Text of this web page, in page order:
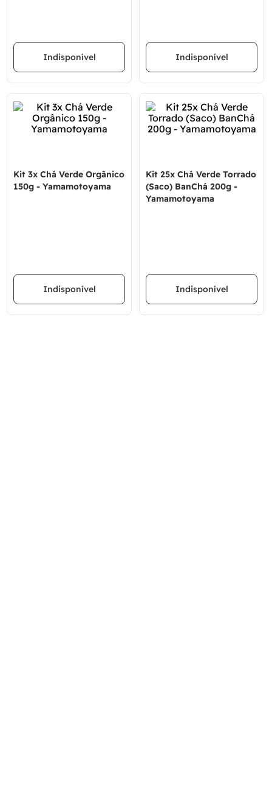
Indisponível Indisponível
Kit 3x Chá Verde Orgânico
150g - Yamamotoyama
Indisponível
Kit 25x Chá Verde Torrado
(Saco) BanChá 200g -
Yamamotoyama
Indisponível